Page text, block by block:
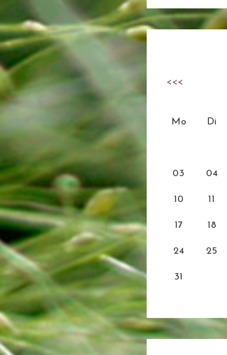
<<<
Mo Di
03 04
10 11
17 18
24 25
31